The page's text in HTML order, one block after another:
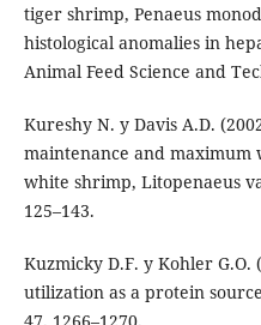
tiger shrimp, Penaeus
histological anomalies in
Animal Feed Science and
Kureshy N. y Davis A.D.
maintenance and
white shrimp, Litopenaeus
125–143.
Kuzmicky D.F. y Kohler G.O.
utilization as a protein